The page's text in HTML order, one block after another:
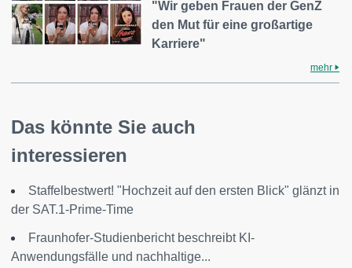
"Wir geben Frauen der GenZ
den Mut für eine großartige
Karriere"
mehr
Das könnte Sie auch
interessieren
Staffelbestwert! "Hochzeit auf den ersten Blick" glänzt in
der SAT.1-Prime-Time
Fraunhofer-Studienbericht beschreibt KI-
Anwendungsfälle und nachhaltige...